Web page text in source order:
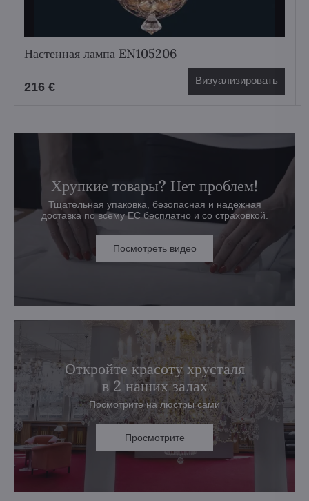
Настенная лампа EN105206
216 € Визуализировать
Хрупкие товары? Нет проблем!
Тщательная упаковка, безопасная и надежная
доставка по всему ЕС бесплатно и со страховкой.
Посмотреть видео
Откройте красоту хрусталя
в 2 наших залах
Посмотрите на люстры сами
Просмотрите